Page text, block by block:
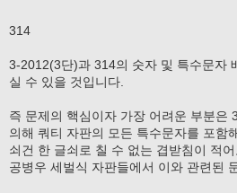
314
3-2012(3단)과 314의 숫자 및 특수문자
실 수 있을 것입니다.
즉 문제의 핵심이자 가장 어려운 부분은
의해 쿼티 자판의 모든 특수문자를 포함
쇠건 한 글쇠로 칠 수 없는 겹받침이 적
공병우 세벌식 자판들에서 이와 관련된